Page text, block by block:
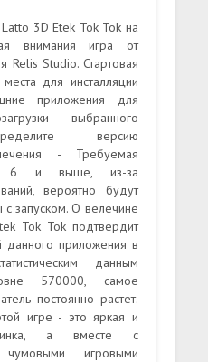
3D Etek Tok Tok на
внимания игра от
Relis Studio. Стартовая
для инсталляции
приложения для
выбранного
версию
- Требуемая
6 и выше, из-за
вероятно будут
запуском. О велечине
Tok Tok подтвердит
данного приложения в
данным
570000, самое
постоянно растет.
игре - это яркая и
а вместе с
игровыми